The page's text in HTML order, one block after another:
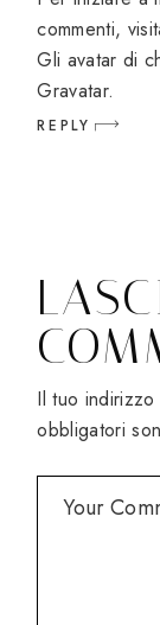
commenti,
Gli avatar di
Gravatar.
REPLY
Il tuo indirizzo
obbligatori